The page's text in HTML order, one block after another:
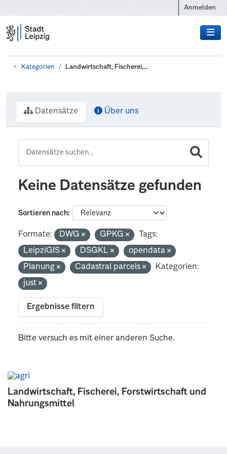
Anmelden
Kategorien Landwirtschaft, Fischerei,...
Landwirtschaft, Fischerei, Forstwirtschaft und
Nahrungsmittel
Datensätze Über uns
Keine Datensätze gefunden
Sortieren nach
Formate: DWG GPKG
Tags:
LeipziGIS
DSGKL
opendata
Planung
Cadastral parcels
Kategorien:
just
Ergebnisse filtern
Bitte versuch es mit einer anderen Suche.